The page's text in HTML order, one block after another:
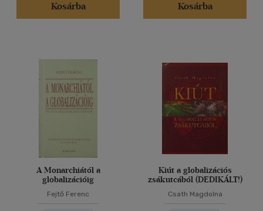
Kosárba
Kosárba
A Monarchiától a
globalizációig
Fejtő Ferenc
Kiút a globalizációs
zsákutcából (DEDIKÁLT!)
Csath Magdolna